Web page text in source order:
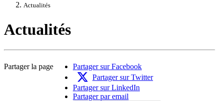
Actualités
Actualités
Partager la page
Partager sur Facebook
Partager sur Twitter
Partager sur LinkedIn
Partager par email